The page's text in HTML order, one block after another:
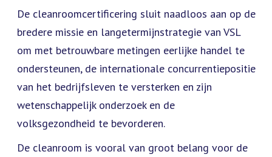
De cleanroomcertificering sluit naadloos aan op de
bredere missie en langetermijnstrategie van VSL
om met betrouwbare metingen eerlijke handel te
ondersteunen, de internationale concurrentiepositie
van het bedrijfsleven te versterken en zijn
wetenschappelijk onderzoek en de
volksgezondheid te bevorderen.
De cleanroom is vooral van groot belang voor de